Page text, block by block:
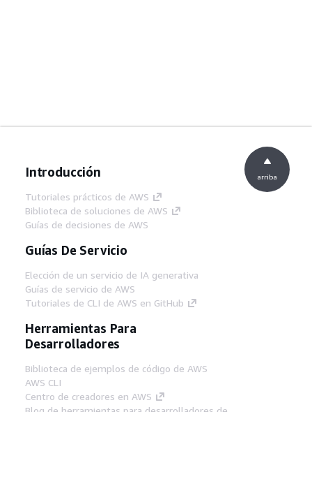
Introducción
Tutoriales prácticos de AWS
Biblioteca de soluciones de AWS
Guías de decisiones de AWS
Guías De Servicio
Elección de un servicio de IA generativa
Guías de servicio de AWS
Tutoriales de CLI de AWS en GitHub
Herramientas Para
Desarrolladores
Biblioteca de ejemplos de código de AWS
AWS CLI
Centro de creadores en AWS
Blog de herramientas para desarrolladores de
arriba